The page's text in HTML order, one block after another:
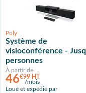
Poly
Système de
visioconférence -
personnes
À partir de
46€99 HT
/mois
Loué et expédié par